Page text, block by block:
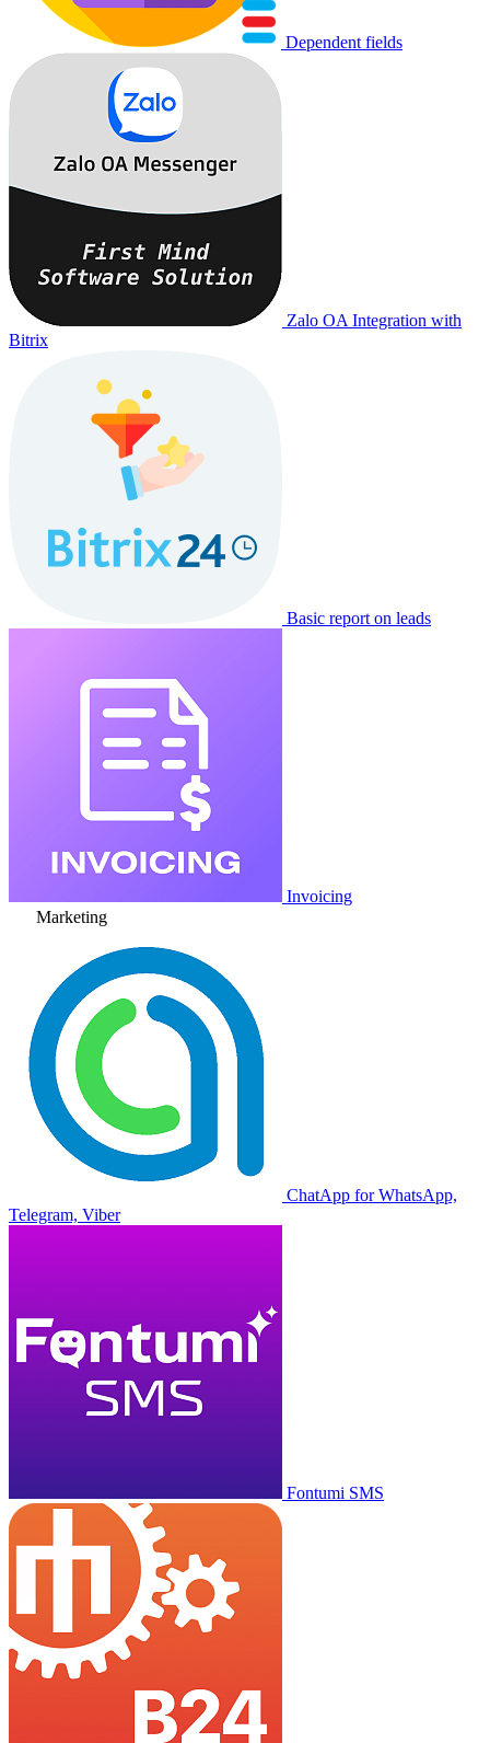
Dependent fields
Zalo OA Integration with
Bitrix
Basic report on leads
Invoicing
Marketing
ChatApp for WhatsApp,
Telegram, Viber
Fontumi SMS